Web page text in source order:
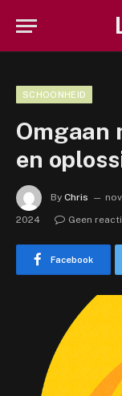
SCHOONHEID
Omgaan
en
By Chris
2024
Geen
Facebook